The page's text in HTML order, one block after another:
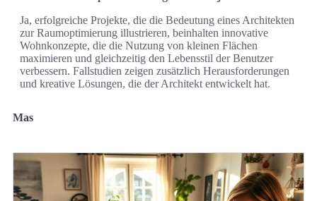
Ja, erfolgreiche Projekte, die die Bedeutung eines Architekten
zur Raumoptimierung illustrieren, beinhalten innovative
Wohnkonzepte, die die Nutzung von kleinen Flächen
maximieren und gleichzeitig den Lebensstil der Benutzer
verbessern. Fallstudien zeigen zusätzlich Herausforderungen
und kreative Lösungen, die der Architekt entwickelt hat.
Mas